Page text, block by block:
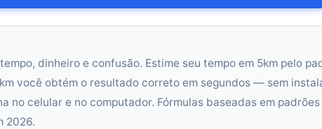
dinheiro e confusão. Estime seu tempo em 5km pelo
você obtém o resultado correto em segundos — sem
no celular e no computador. Fórmulas baseadas em padrões
2026.